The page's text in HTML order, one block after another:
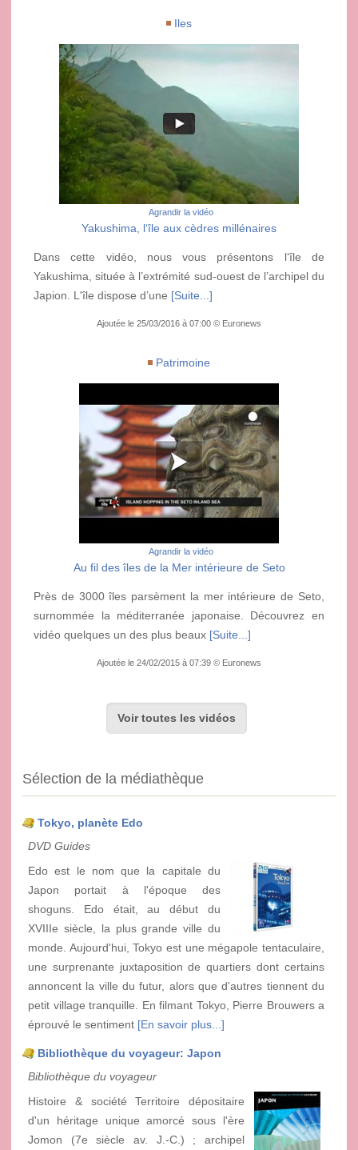
Iles
Agrandir la vidéo
Yakushima, l‘île aux cèdres millénaires
Dans cette vidéo, nous vous présentons l‘île de
Yakushima, située à l’extrémité sud-ouest de l’archipel du
Japion. L'île dispose d’une [Suite...]
Ajoutée le 25/03/2016 à 07:00 © Euronews
Patrimoine
Agrandir la vidéo
Au fil des îles de la Mer intérieure de Seto
Près de 3000 îles parsèment la mer intérieure de Seto,
surnommée la méditerranée japonaise. Découvrez en
vidéo quelques un des plus beaux [Suite...]
Ajoutée le 24/02/2015 à 07:39 © Euronews
Voir toutes les vidéos
Sélection de la médiathèque
Tokyo, planète Edo
DVD Guides
Edo est le nom que la capitale du
Japon portait à l'époque des
shoguns. Edo était, au début du
XVIIIe siècle, la plus grande ville du
monde. Aujourd'hui, Tokyo est une mégapole tentaculaire,
une surprenante juxtaposition de quartiers dont certains
annoncent la ville du futur, alors que d'autres tiennent du
petit village tranquille. En filmant Tokyo, Pierre Brouwers a
éprouvé le sentiment [En savoir plus...]
Bibliothèque du voyageur: Japon
Bibliothèque du voyageur
Histoire & société Territoire dépositaire
d'un héritage unique amorcé sous l'ère
Jomon (7e siècle av. J.-C.) ; archipel